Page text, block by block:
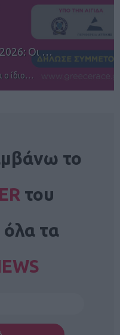
Άνοιγμα ε…
το
του
όλα τα